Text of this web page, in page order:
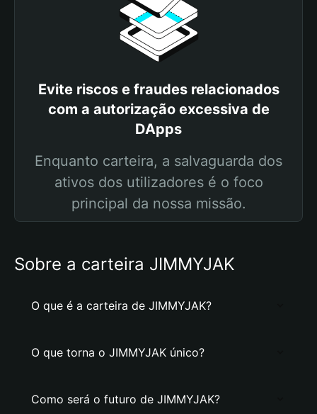
Evite riscos e fraudes relacionados
com a autorização excessiva de
DApps
Enquanto carteira, a salvaguarda dos
ativos dos utilizadores é o foco
principal da nossa missão.
Sobre a carteira JIMMYJAK
O que é a carteira de JIMMYJAK?
O que torna o JIMMYJAK único?
Como será o futuro de JIMMYJAK?